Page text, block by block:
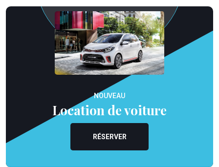
NOUVEAU
Location de voiture
RÉSERVER